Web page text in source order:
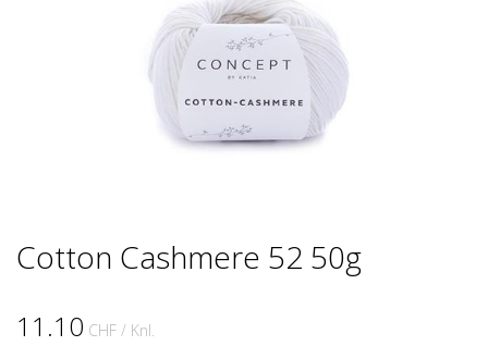
Cotton Cashmere 52 50g
11.10 CHF / Knl.